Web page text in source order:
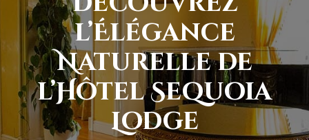
l’Élégance
Naturelle de
l’Hôtel Sequoia
Lodge